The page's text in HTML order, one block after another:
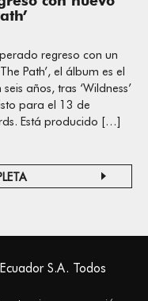
regreso con un
Path’, el álbum es el
años, tras ‘Wildness’
para el 13 de
Está producido […]
S.A. Todos